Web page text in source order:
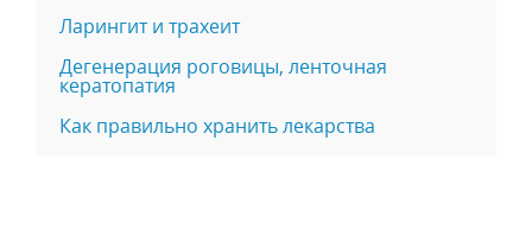
Ларингит и трахеит
Дегенерация роговицы, ленточная
кератопатия
Как правильно хранить лекарства